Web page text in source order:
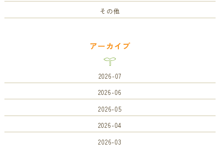
その他
アーカイブ
2026-07
2026-06
2026-05
2026-04
2026-03